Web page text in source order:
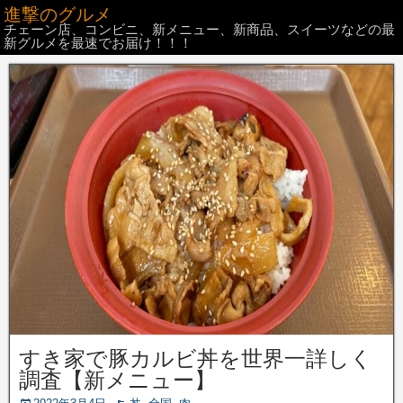
進撃のグルメ
チェーン店、コンビニ、新メニュー、新商品、スイーツなどの最
新グルメを最速でお届け！！！
すき家で豚カルビ丼を世界一詳しく
調査【新メニュー】